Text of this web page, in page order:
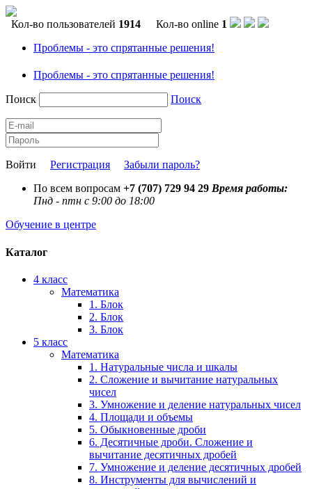
Кол-во пользователей 1914 Кол-во online 1
Проблемы - это спрятанные решения!
Проблемы - это спрятанные решения!
Поиск Поиск
Войти Регистрация
Забыли пароль?
По всем вопросам +7 (707) 729 94 29 Время работы:
Пнд - птн с 9:00 до 18:00
Обучение в центре
Каталог
4 класс
Математика
1. Блок
2. Блок
3. Блок
5 класс
Математика
1. Натуральные числа и шкалы
2. Сложение и вычитание натуральных
чисел
3. Умножение и деление натуральных чисел
4. Площади и объемы
5. Обыкновенные дроби
6. Десятичные дроби. Сложение и
вычитание десятичных дробей
7. Умножение и деление десятичных дробей
8. Инструменты для вычислений и